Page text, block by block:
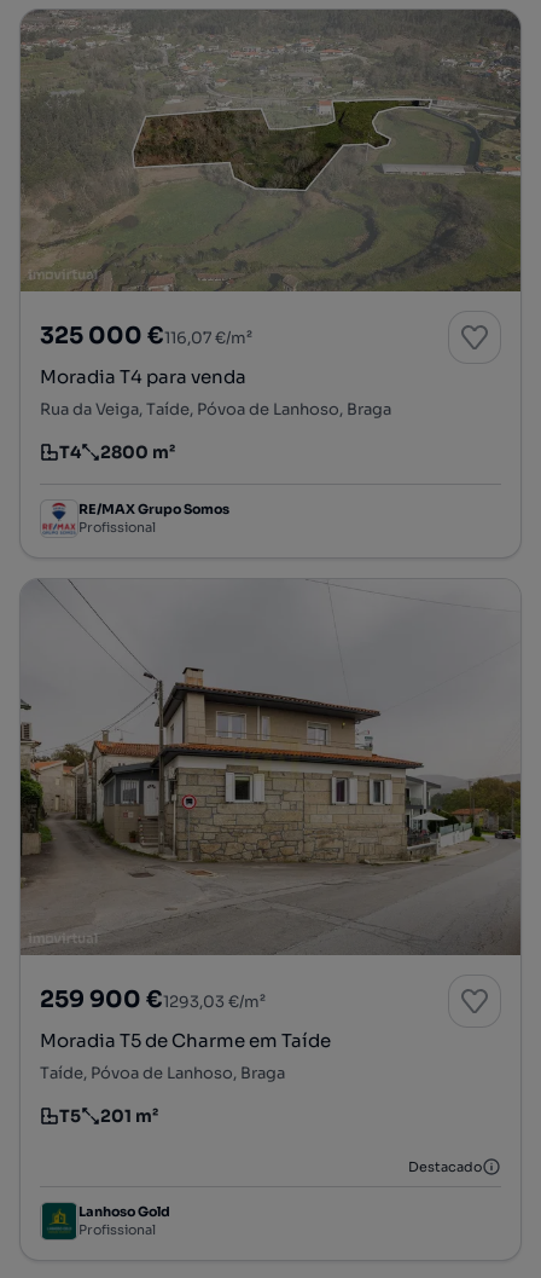
325 000 €116,07 €/m²
Moradia T4 para venda
Rua da Veiga, Taíde, Póvoa de Lanhoso, Braga
Tipologia
T4
Preço por metro quadrado
2800 m²
RE/MAX Grupo Somos
Profissional
259 900 €1293,03 €/m²
Moradia T5 de Charme em Taíde
Taíde, Póvoa de Lanhoso, Braga
Tipologia
T5
Preço por metro quadrado
201 m²
Destacado
Lanhoso Gold
Profissional